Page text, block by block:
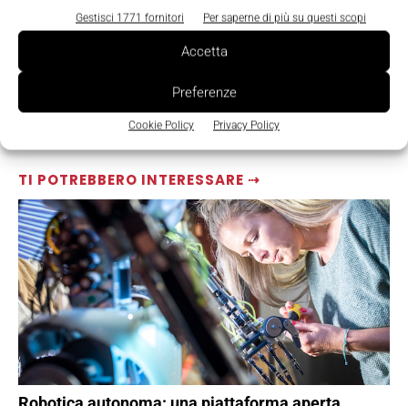
Gestisci 1771 fornitori Per saperne di più su questi scopi
Accetta
Preferenze
Cookie Policy Privacy Policy
TI POTREBBERO INTERESSARE ⇢